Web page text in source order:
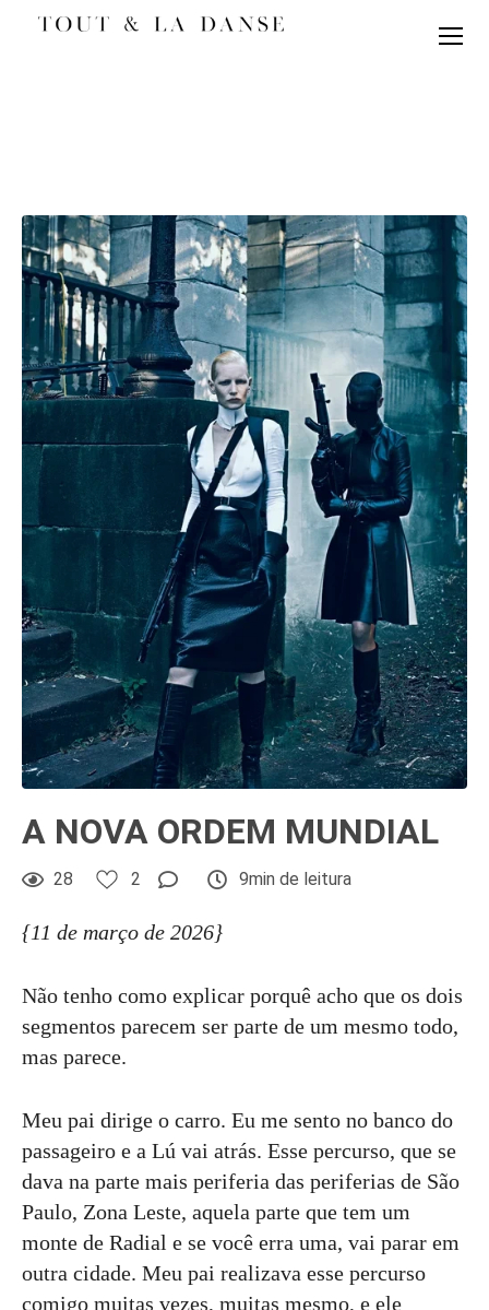
A NOVA ORDEM MUNDIAL
28 2 9min de leitura
{11 de março de 2026}
Não tenho como explicar porquê acho que os dois
segmentos parecem ser parte de um mesmo todo,
mas parece.
Meu pai dirige o carro. Eu me sento no banco do
passageiro e a Lú vai atrás. Esse percurso, que se
dava na parte mais periferia das periferias de São
Paulo, Zona Leste, aquela parte que tem um
monte de Radial e se você erra uma, vai parar em
outra cidade. Meu pai realizava esse percurso
comigo muitas vezes, muitas mesmo, e ele